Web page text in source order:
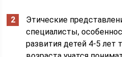
Этические
специалисты,
развития детей 4-5 лет